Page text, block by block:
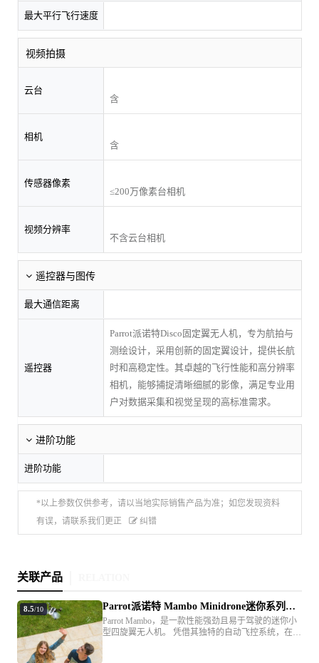
最大平行飞行速度
视频拍摄
云台
含
相机
含
传感器像素
≤200万像素台相机
视频分辨率
不含云台相机
遥控器与图传
最大通信距离
遥控器
Parrot派诺特Disco固定翼无人机，专为航拍与
测绘设计，采用创新的固定翼设计，提供长航
时和高稳定性。其卓越的飞行性能和高分辨率
相机，能够捕捉清晰细腻的影像，满足专业用
户对数据采集和视觉呈现的高标准需求。
进阶功能
进阶功能
*以上参数仅供参考，请以当地实际销售产品为准；如您发现资料
有误，请联系我们更正
纠错
关联产品
8.5/10
Parrot派诺特 Mambo Minidrone迷你系列加
农炮 机械爪 无人机
Parrot Mambo，是一款性能强劲且易于驾驶的迷你小
型四旋翼无人机。 凭借其独特的自动飞控系统，在市